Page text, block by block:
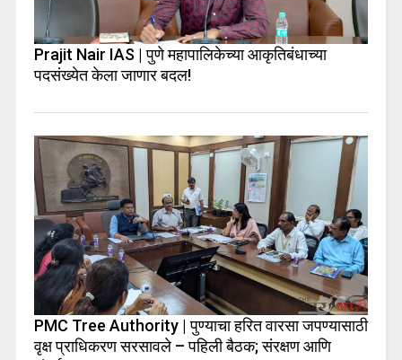
Prajit Nair IAS | पुणे महापालिकेच्या आकृतिबंधाच्या
पदसंख्येत केला जाणार बदल!
PMC Tree Authority | पुण्याचा हरित वारसा जपण्यासाठी
वृक्ष प्राधिकरण सरसावले – पहिली बैठक; संरक्षण आणि